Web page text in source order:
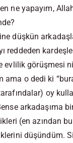
ne yapayım,
düşkün
reddeden
evlilik görüşmesi
ama o dedi ki
oy
arkadaşıma
(en azından
düşündüm.